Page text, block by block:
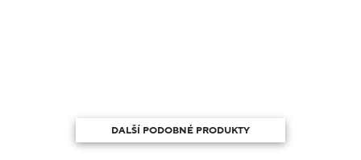
DALŠÍ PODOBNÉ PRODUKTY